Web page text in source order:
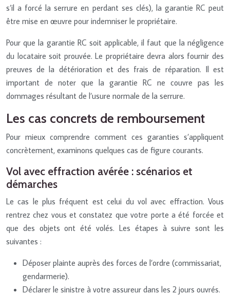
s’il a forcé la serrure en perdant ses clés), la garantie RC peut
être mise en œuvre pour indemniser le propriétaire.
Pour que la garantie RC soit applicable, il faut que la négligence
du locataire soit prouvée. Le propriétaire devra alors fournir des
preuves de la détérioration et des frais de réparation. Il est
important de noter que la garantie RC ne couvre pas les
dommages résultant de l’usure normale de la serrure.
Les cas concrets de remboursement
Pour mieux comprendre comment ces garanties s’appliquent
concrètement, examinons quelques cas de figure courants.
Vol avec effraction avérée : scénarios et
démarches
Le cas le plus fréquent est celui du vol avec effraction. Vous
rentrez chez vous et constatez que votre porte a été forcée et
que des objets ont été volés. Les étapes à suivre sont les
suivantes :
Déposer plainte auprès des forces de l’ordre (commissariat,
gendarmerie).
Déclarer le sinistre à votre assureur dans les 2 jours ouvrés.